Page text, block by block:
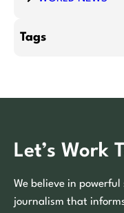
Tags
Let’s Work
We believe in
journalism that